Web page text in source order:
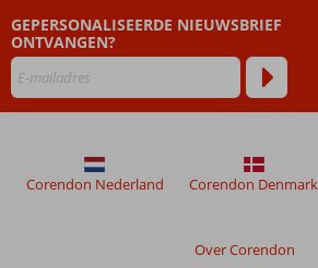
na
hun
verblijf
in
Sheraton
GEPERSONALISEERDE NIEUWSBRIEF
ONTVANGEN?
Over Corendon
Corendon Nederland Corendon Denmark